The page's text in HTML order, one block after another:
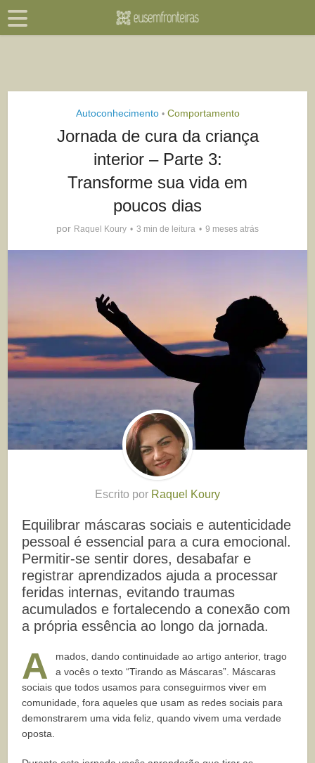
Autoconhecimento • Comportamento
Jornada de cura da criança
interior – Parte 3:
Transforme sua vida em
poucos dias
por Raquel Koury 3 min de leitura 9 meses atrás
Escrito por Raquel Koury
Equilibrar máscaras sociais e autenticidade
pessoal é essencial para a cura emocional.
Permitir-se sentir dores, desabafar e
registrar aprendizados ajuda a processar
feridas internas, evitando traumas
acumulados e fortalecendo a conexão com
a própria essência ao longo da jornada.
A
mados, dando continuidade ao artigo anterior, trago
a vocês o texto “Tirando as Máscaras”. Máscaras
sociais que todos usamos para conseguirmos viver em
comunidade, fora aqueles que usam as redes sociais para
demonstrarem uma vida feliz, quando vivem uma verdade
oposta.